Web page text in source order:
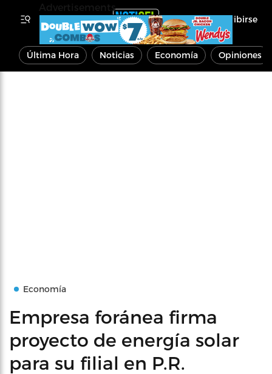
Inscribirse
Última Hora Noticias Economía Opiniones
Economía
Empresa foránea firma
proyecto de energía solar
para su filial en P.R.
Advertisements